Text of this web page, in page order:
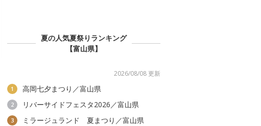
夏の人気夏祭りランキング
【富山県】
2026/08/08 更新
1 高岡七夕まつり／富山県
2 リバーサイドフェスタ2026／富山県
3 ミラージュランド 夏まつり／富山県